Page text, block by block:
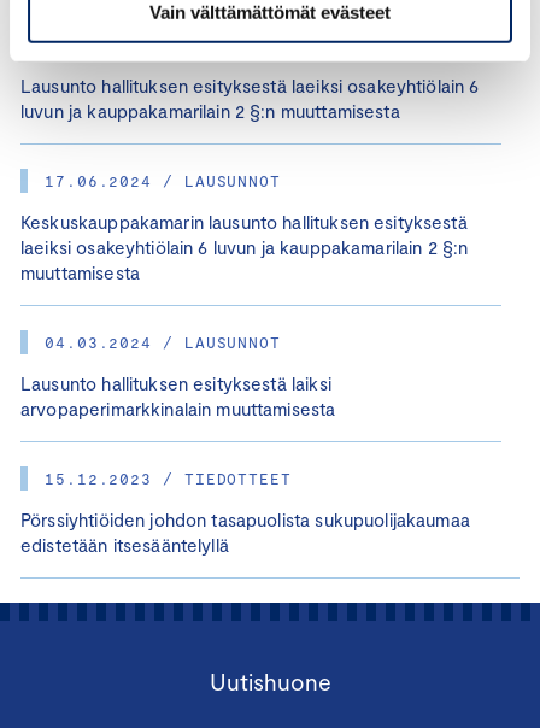
Vain välttämättömät evästeet
17.09.2024 / LAUSUNNOT
Lausunto hallituksen esityksestä laeiksi osakeyhtiölain 6
luvun ja kauppakamarilain 2 §:n muuttamisesta
17.06.2024 / LAUSUNNOT
Keskuskauppakamarin lausunto hallituksen esityksestä
laeiksi osakeyhtiölain 6 luvun ja kauppakamarilain 2 §:n
muuttamisesta
04.03.2024 / LAUSUNNOT
Lausunto hallituksen esityksestä laiksi
arvopaperimarkkinalain muuttamisesta
15.12.2023 / TIEDOTTEET
Pörssiyhtiöiden johdon tasapuolista sukupuolijakaumaa
edistetään itsesääntelyllä
Uutishuone